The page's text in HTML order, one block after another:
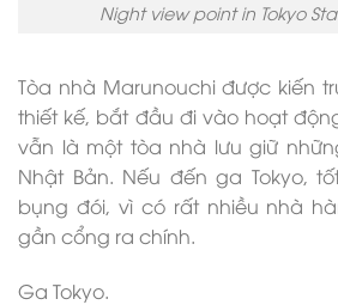
Night view point in Tokyo
Tòa nhà Marunouchi được kiến
thiết kế, bắt đầu đi vào hoạt
vẫn là một tòa nhà lưu giữ
Nhật Bản. Nếu đến ga Tokyo,
bụng đói, vì có rất nhiều nhà
gần cổng ra chính.
Ga Tokyo.